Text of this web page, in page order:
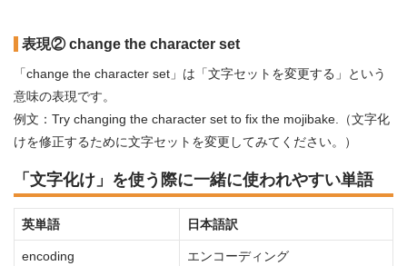
表現② change the character set
「change the character set」は「文字セットを変更する」という
意味の表現です。
例文：Try changing the character set to fix the mojibake.（文字化
けを修正するために文字セットを変更してみてください。）
「文字化け」を使う際に一緒に使われやすい単語
英単語 日本語訳
encoding エンコーディング